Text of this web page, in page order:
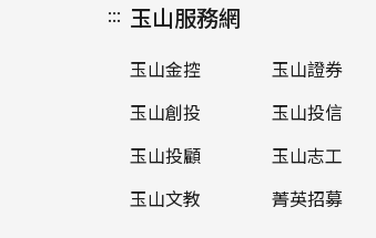
性，讓民眾從事網路金融交易
銀行表示，提供玉山
與功能，是長期以來不斷精進
IE瀏覽器使用者日益增加，為
率，玉山決定賦予WebATM
Chrome、Opera等瀏覽器之功
此不景氣的年代，玉山希望能
的力量，並為剛返美的王建
::: 玉山服務網
玉山金控
玉山證券
玉山創投
玉山投信
玉山投顧
玉山志工
玉山文教
菁英招募